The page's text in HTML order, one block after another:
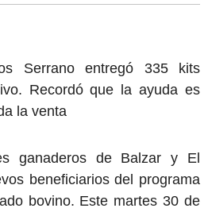
Serrano entregó 335 kits
Recordó que la ayuda es
la venta
ganaderos de Balzar y El
beneficiarios del programa
bovino. Este martes 30 de